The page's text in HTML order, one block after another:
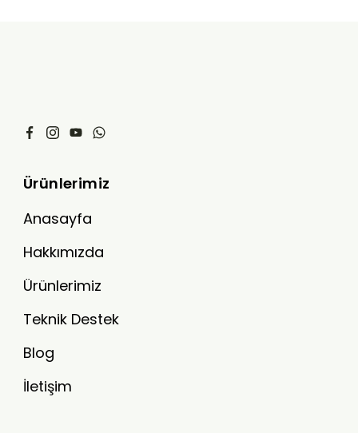
Ürünlerimiz
Anasayfa
Hakkımızda
Ürünlerimiz
Teknik Destek
Blog
İletişim